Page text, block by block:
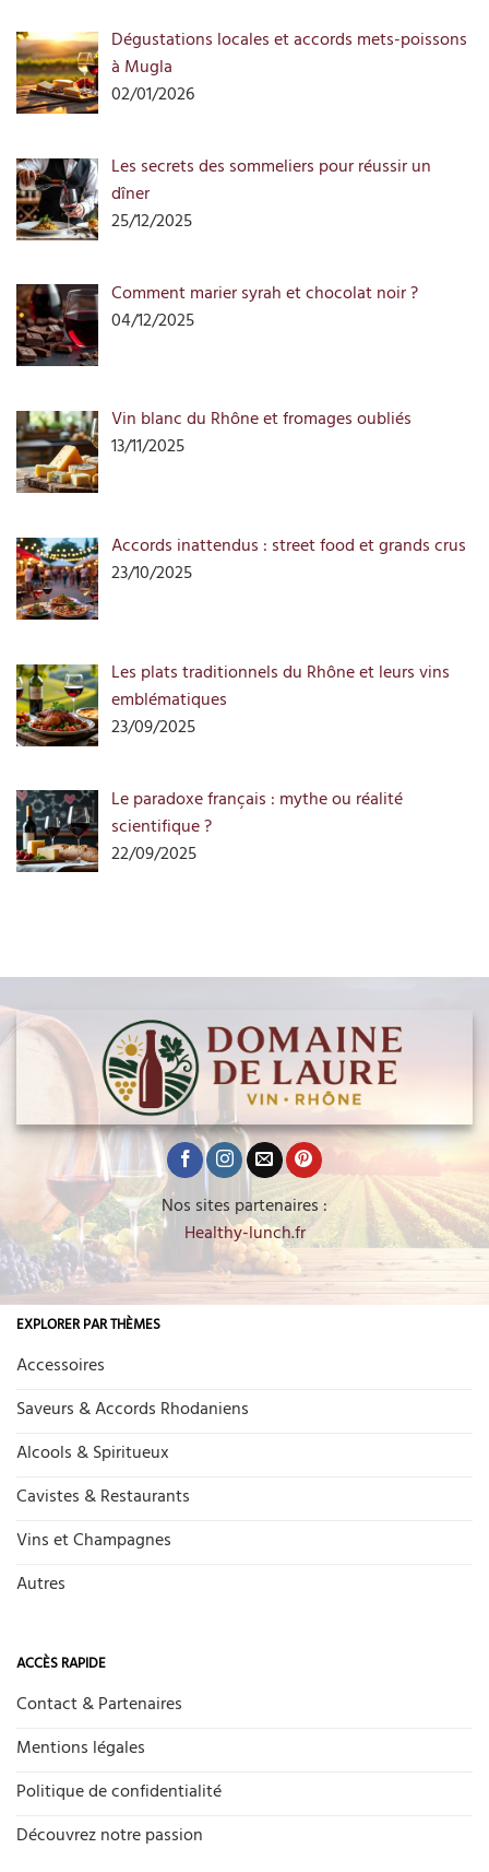
Dégustations locales et accords mets-poissons
à Mugla
02/01/2026
Les secrets des sommeliers pour réussir un
dîner
25/12/2025
Comment marier syrah et chocolat noir ?
04/12/2025
Vin blanc du Rhône et fromages oubliés
13/11/2025
Accords inattendus : street food et grands crus
23/10/2025
Les plats traditionnels du Rhône et leurs vins
emblématiques
23/09/2025
Le paradoxe français : mythe ou réalité
scientifique ?
22/09/2025
Nos sites partenaires :
Healthy-lunch.fr
EXPLORER PAR THÈMES
Accessoires
Saveurs & Accords Rhodaniens
Alcools & Spiritueux
Cavistes & Restaurants
Vins et Champagnes
Autres
ACCÈS RAPIDE
Contact & Partenaires
Mentions légales
Politique de confidentialité
Découvrez notre passion